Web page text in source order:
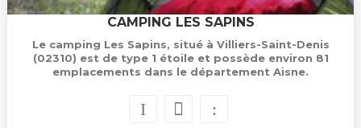
CAMPING LES SAPINS
Le camping Les Sapins, situé à Villiers-Saint-Denis
(02310) est de type 1 étoile et possède environ 81
emplacements dans le département Aisne.